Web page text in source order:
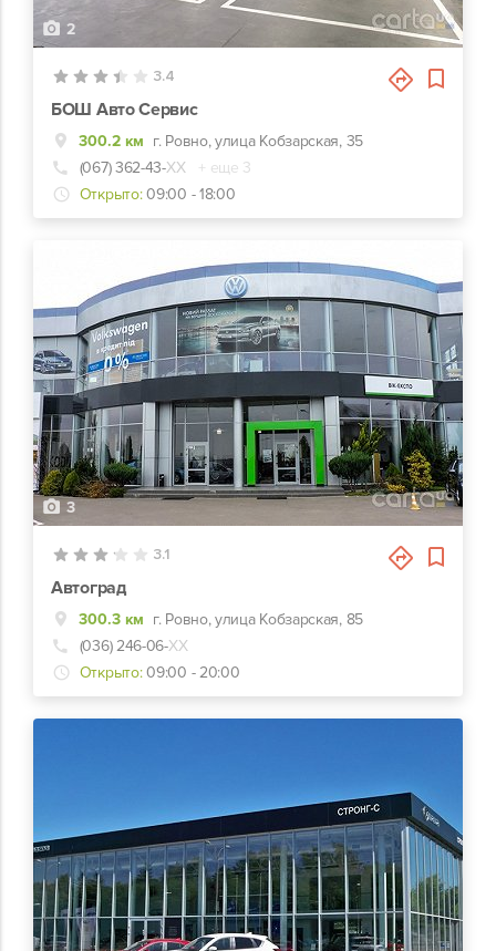
2
3.4
БОШ Авто Сервис
300.2 км г. Ровно, улица Кобзарская, 35
(067) 362-43-ХХ
+ еще 3
Открыто: 09:00 - 18:00
3
3.1
Автоград
300.3 км г. Ровно, улица Кобзарская, 85
(036) 246-06-ХХ
Открыто: 09:00 - 20:00